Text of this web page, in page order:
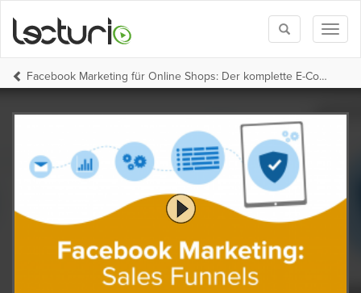
Toggle
search
Facebook Marketing für Online Shops: Der komplette E-Commerce und Facebook Werbeanzeigen Kurs